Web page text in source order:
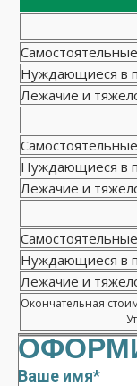
Нуждающиеся в
Лежачие и
Нуждающиеся в
Лежачие и
Нуждающиеся в
Лежачие и
Окончательная
Ваше имя*